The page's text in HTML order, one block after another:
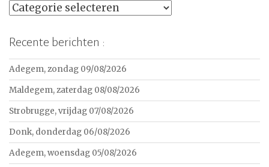
Categorieën
Recente berichten :
Adegem, zondag 09/08/2026
Maldegem, zaterdag 08/08/2026
Strobrugge, vrijdag 07/08/2026
Donk, donderdag 06/08/2026
Adegem, woensdag 05/08/2026